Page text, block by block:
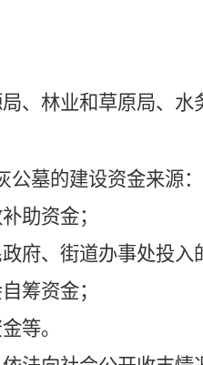
、林业和草原局、 水
公墓的建设资金来源：
助资金；
府、街道办事处投入
筹资金；
等。